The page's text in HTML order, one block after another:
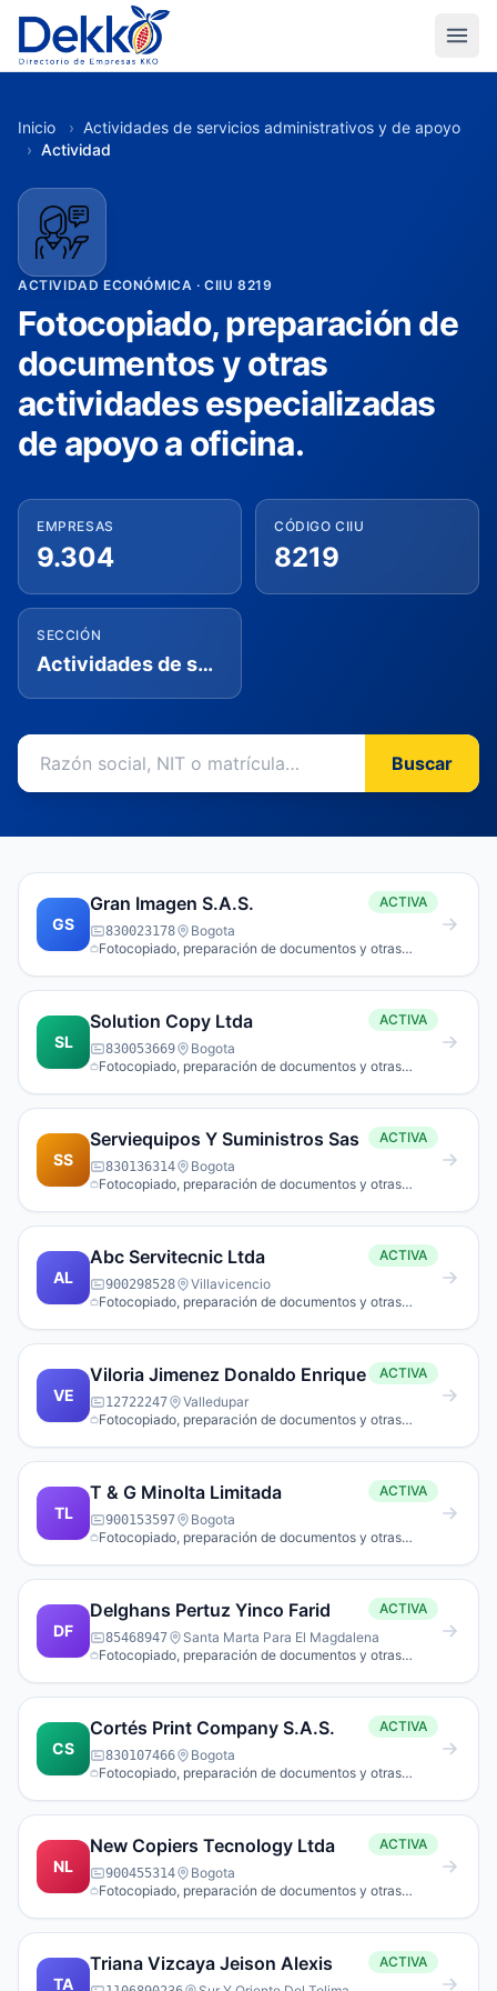
Inicio › Actividades de servicios administrativos y de apoyo
› Actividad
ACTIVIDAD ECONÓMICA · CIIU 8219
Fotocopiado, preparación de
documentos y otras
actividades especializadas
de apoyo a oficina.
EMPRESAS
9.304
CÓDIGO CIIU
8219
SECCIÓN
Actividades de servicios administrativos y de apoyo
Buscar
GS
Gran Imagen S.A.S. ACTIVA
830023178
Bogota
Fotocopiado, preparación de documentos y otras
SL
Solution Copy Ltda ACTIVA
830053669
Bogota
Fotocopiado, preparación de documentos y otras
SS
Serviequipos Y Suministros Sas ACTIVA
830136314
Bogota
Fotocopiado, preparación de documentos y otras
AL
Abc Servitecnic Ltda ACTIVA
900298528
Villavicencio
Fotocopiado, preparación de documentos y otras
VE
Viloria Jimenez Donaldo Enrique ACTIVA
12722247
Valledupar
Fotocopiado, preparación de documentos y otras
TL
T & G Minolta Limitada ACTIVA
900153597
Bogota
Fotocopiado, preparación de documentos y otras
DF
Delghans Pertuz Yinco Farid ACTIVA
85468947
Santa Marta Para El Magdalena
Fotocopiado, preparación de documentos y otras
CS
Cortés Print Company S.A.S. ACTIVA
830107466
Bogota
Fotocopiado, preparación de documentos y otras
NL
New Copiers Tecnology Ltda ACTIVA
900455314
Bogota
Fotocopiado, preparación de documentos y otras
TA
Triana Vizcaya Jeison Alexis ACTIVA